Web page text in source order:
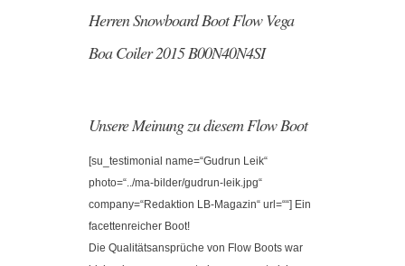
Herren Snowboard Boot Flow Vega
Boa Coiler 2015 B00N40N4SI
Unsere Meinung zu diesem Flow Boot
[su_testimonial name=“Gudrun Leik“
photo=“../ma-bilder/gudrun-leik.jpg“
company=“Redaktion LB-Magazin“ url=““] Ein
facettenreicher Boot!
Die Qualitätsansprüche von Flow Boots war